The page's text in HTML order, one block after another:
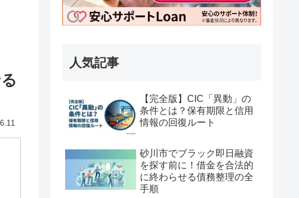
人気記事
【完全版】CIC「異動」の
条件とは？保有期限と信用
情報の回復ルート
砂川市でブラック即日融資
を探す前に！借金を合法的
に終わらせる債務整理の全
手順